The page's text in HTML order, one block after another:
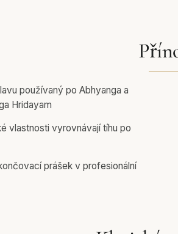
používaný po Abhyanga a
Hridayam
vlastnosti vyrovnávají tíhu po
prášek v profesionální